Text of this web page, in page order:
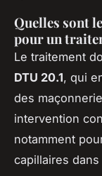
Quelles sont
pour un
Le traitement
DTU 20.1, qui
des
intervention
notamment
capillaires